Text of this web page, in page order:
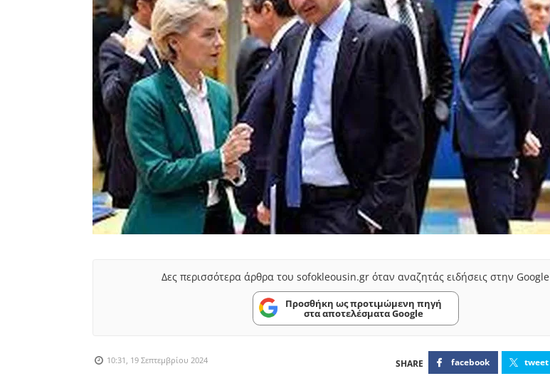
Δες περισσότερα άρθρα του sofokleousin.gr όταν αναζητάς ειδήσεις στην Google
Προσθήκη ως προτιμώμενη πηγή
στα αποτελέσματα Google
10:31, 19 Σεπτεμβρίου 2024 facebook tweet